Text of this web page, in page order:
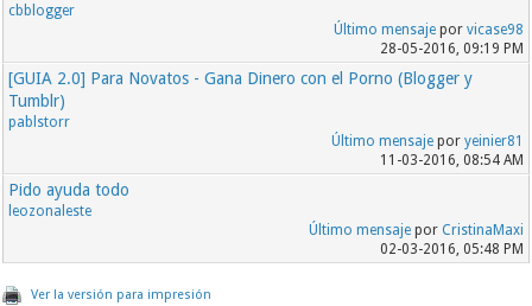
cbblogger
Último mensajepor vicase98
28-05-2016, 09:19 PM
[GUIA 2.0] Para Novatos - Gana Dinero con el Porno (Blogger y
Tumblr)
pablstorr
Último mensajepor yeinier81
11-03-2016, 08:54 AM
Pido ayuda todo
leozonaleste
Último mensajepor CristinaMaxi
02-03-2016, 05:48 PM
Ver la versión para impresión